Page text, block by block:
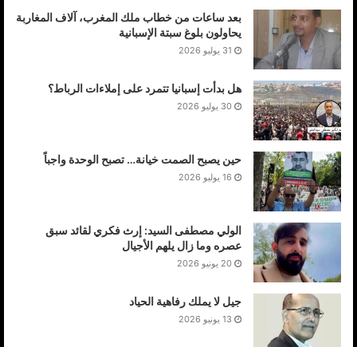
بعد ساعات من خطاب ملك المغرب، آلاف المغاربة
يحاولون بلوغ سبتة الإسبانية
31 يوليو 2026
هل بدأت إسبانيا تتمرد على إملاءات الرباط؟
30 يوليو 2026
حين يصبح الصمت خيانة… تصبح الوحدة واجباً
16 يوليو 2026
الولي مصطفى السيد: إرث فكري لقائد سبق
عصره وما زال يلهم الأجيال
20 يونيو 2026
جيل لا يملك رفاهية الحياد
13 يونيو 2026